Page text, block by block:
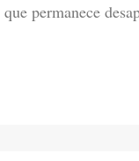
permanece